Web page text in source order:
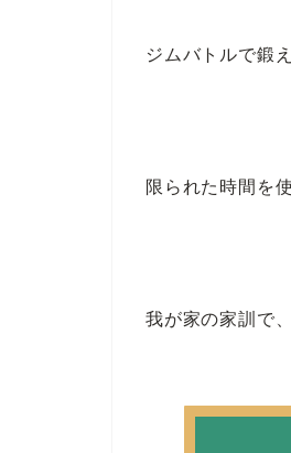
ジムバトルで鍛
限られた時間を
我が家の家訓で